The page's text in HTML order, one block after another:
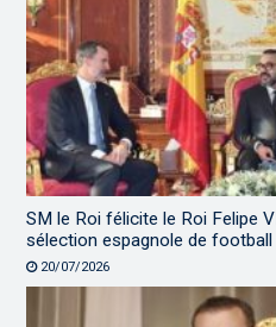
SM le Roi félicite le Roi Felipe
sélection espagnole de football
20/07/2026